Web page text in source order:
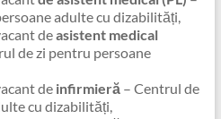
adulte cu dizabilități,
deasistent medical
de zi pentru persoane
de infirmieră – Centrul de
cu dizabilități,